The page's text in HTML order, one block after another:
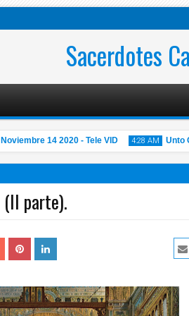
Sacerdotes
14 2020 - Tele VID 4:28 AM Unto
(II parte).